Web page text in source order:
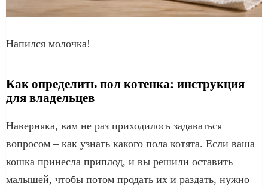
Напился молочка!
Как определить пол котенка: инструкция
для владельцев
Наверняка, вам не раз приходилось задаваться
вопросом – как узнать какого пола котята. Если ваша
кошка принесла приплод, и вы решили оставить
малышей, чтобы потом продать их и раздать, нужно